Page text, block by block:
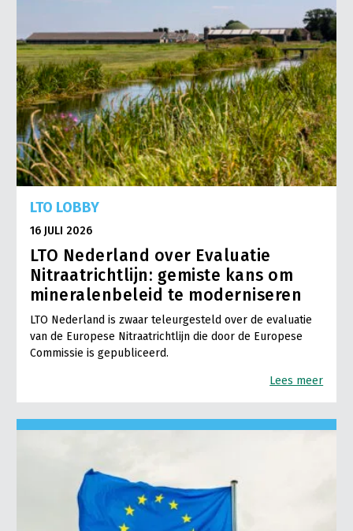
LTO LOBBY
16 JULI 2026
LTO Nederland over Evaluatie
Nitraatrichtlijn: gemiste kans om
mineralenbeleid te moderniseren
LTO Nederland is zwaar teleurgesteld over de evaluatie
van de Europese Nitraatrichtlijn die door de Europese
Commissie is gepubliceerd.
Lees meer